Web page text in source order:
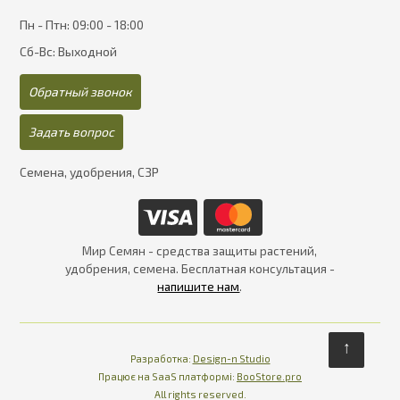
Пн - Птн: 09:00 - 18:00
Сб-Вс: Выходной
Обратный звонок
Задать вопрос
Семена, удобрения, СЗР
Мир Семян - средства защиты растений,
удобрения, семена. Бесплатная консультация -
напишите нам.
Разработка: Design-n Studio
Працює на SaaS платформі: Працює на SaaS платформі
BooStore.pro
All rights reserved.
↑